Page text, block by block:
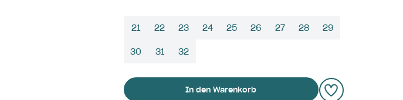
21 22 23 24 25 26 27 28 29
30 31 32
In den Warenkorb